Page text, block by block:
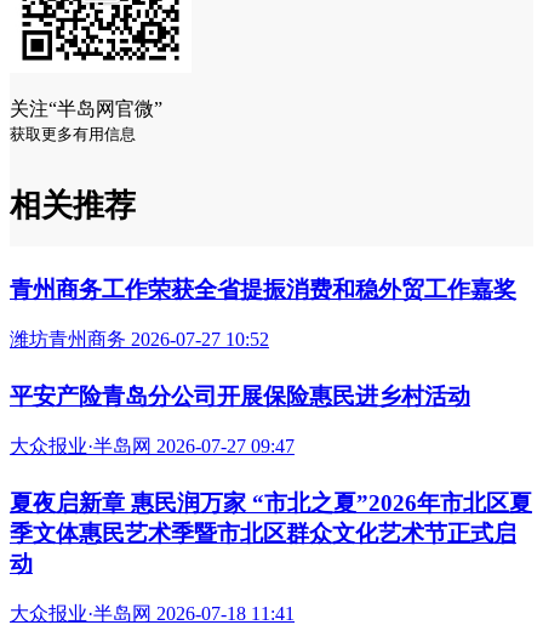
关注“半岛网官微”
获取更多有用信息
相关推荐
青州商务工作荣获全省提振消费和稳外贸工作嘉奖
潍坊青州商务 2026-07-27 10:52
平安产险青岛分公司开展保险惠民进乡村活动
大众报业·半岛网 2026-07-27 09:47
夏夜启新章 惠民润万家 “市北之夏”2026年市北区夏
季文体惠民艺术季暨市北区群众文化艺术节正式启
动
大众报业·半岛网 2026-07-18 11:41